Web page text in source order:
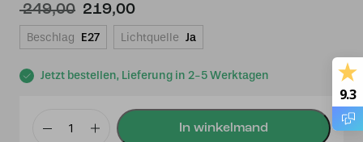
Jetzt bestellen, Lieferung in 2-5 Werktagen
249,00 Ursprünglicher
Preis
war:
219,00Aktueller
Preis
ist:
Beschlag E27 Lichtquelle Ja
Tiffany
9.3